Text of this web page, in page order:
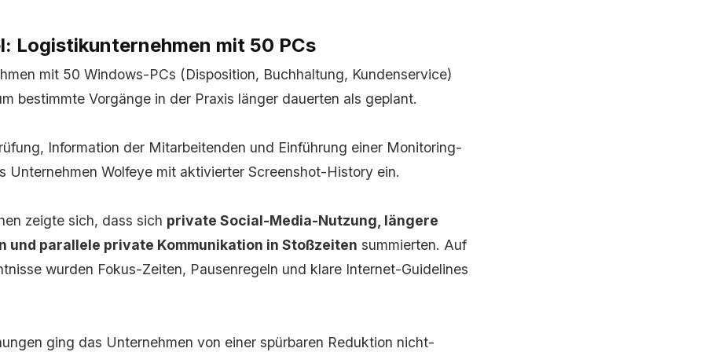
Logistikunternehmen mit 50 PCs
mit 50 Windows-PCs (Disposition, Buchhaltung, Kundenservice)
bestimmte Vorgänge in der Praxis länger dauerten als geplant.
Information der Mitarbeitenden und Einführung einer Monitoring-
Unternehmen Wolfeye mit aktivierter Screenshot-History ein.
zeigte sich, dass sich private Social-Media-Nutzung, längere
und parallele private Kommunikation in Stoßzeiten summierten. Auf
wurden Fokus-Zeiten, Pausenregeln und klare Internet-Guidelines
ging das Unternehmen von einer spürbaren Reduktion nicht-